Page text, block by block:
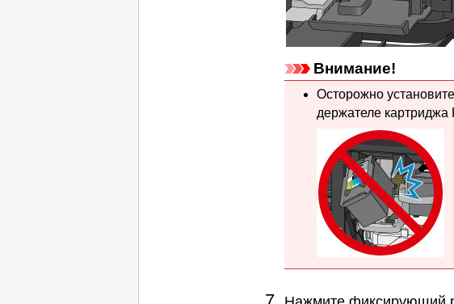
Внимание!
Осторожно установите
держателе картриджа